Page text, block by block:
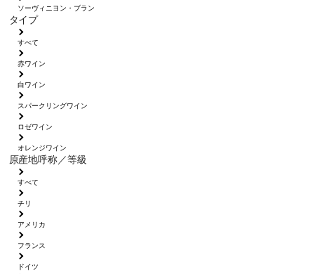
ソーヴィニヨン・ブラン
タイプ
すべて
赤ワイン
白ワイン
スパークリングワイン
ロゼワイン
オレンジワイン
原産地呼称／等級
すべて
チリ
アメリカ
フランス
ドイツ